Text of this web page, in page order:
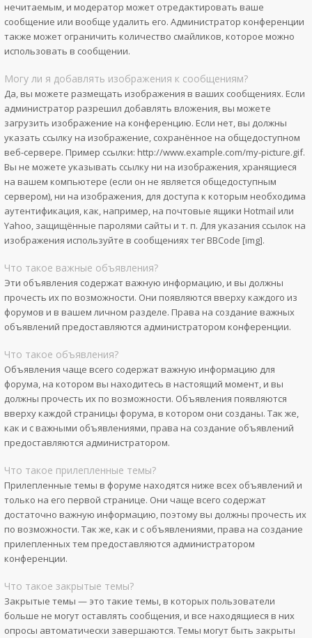
нечитаемым, и модератор может отредактировать ваше
сообщение или вообще удалить его. Администратор конференции
также может ограничить количество смайликов, которое можно
использовать в сообщении.
Могу ли я добавлять изображения к сообщениям?
Да, вы можете размещать изображения в ваших сообщениях. Если
администратор разрешил добавлять вложения, вы можете
загрузить изображение на конференцию. Если нет, вы должны
указать ссылку на изображение, сохранённое на общедоступном
веб-сервере. Пример ссылки: http://www.example.com/my-picture.gif.
Вы не можете указывать ссылку ни на изображения, хранящиеся
на вашем компьютере (если он не является общедоступным
сервером), ни на изображения, для доступа к которым необходима
аутентификация, как, например, на почтовые ящики Hotmail или
Yahoo, защищённые паролями сайты и т. п. Для указания ссылок на
изображения используйте в сообщениях тег BBCode [img].
Что такое важные объявления?
Эти объявления содержат важную информацию, и вы должны
прочесть их по возможности. Они появляются вверху каждого из
форумов и в вашем личном разделе. Права на создание важных
объявлений предоставляются администратором конференции.
Что такое объявления?
Объявления чаще всего содержат важную информацию для
форума, на котором вы находитесь в настоящий момент, и вы
должны прочесть их по возможности. Объявления появляются
вверху каждой страницы форума, в котором они созданы. Так же,
как и с важными объявлениями, права на создание объявлений
предоставляются администратором.
Что такое прилепленные темы?
Прилепленные темы в форуме находятся ниже всех объявлений и
только на его первой странице. Они чаще всего содержат
достаточно важную информацию, поэтому вы должны прочесть их
по возможности. Так же, как и с объявлениями, права на создание
прилепленных тем предоставляются администратором
конференции.
Что такое закрытые темы?
Закрытые темы — это такие темы, в которых пользователи
больше не могут оставлять сообщения, и все находящиеся в них
опросы автоматически завершаются. Темы могут быть закрыты